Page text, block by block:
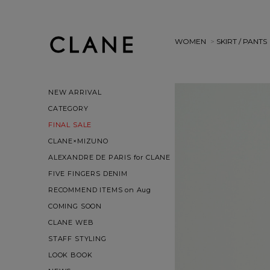
NEW ARRIVAL
CATEGORY
FINAL SALE
CLANE×MIZUNO
ALEXANDRE DE PARIS for CLANE
FIVE FINGERS DENIM
RECOMMEND ITEMS on Aug
COMING SOON
CLANE WEB
STAFF STYLING
LOOK BOOK
WOMEN > SKIRT / PANTS